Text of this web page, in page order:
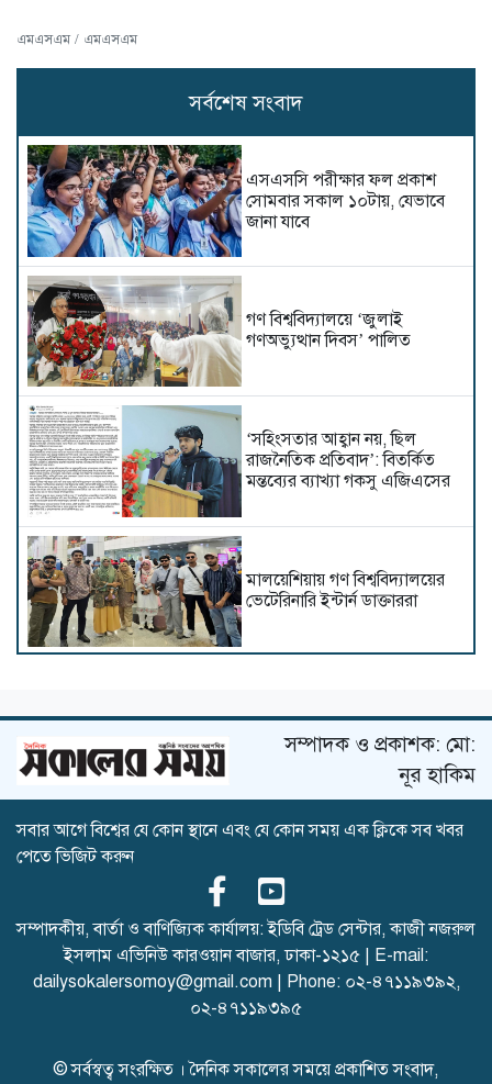
এমএসএম / এমএসএম
সর্বশেষ সংবাদ
এসএসসি পরীক্ষার ফল প্রকাশ
সোমবার সকাল ১০টায়, যেভাবে
জানা যাবে
গণ বিশ্ববিদ্যালয়ে ‘জুলাই
গণঅভ্যুত্থান দিবস’ পালিত
‘সহিংসতার আহ্বান নয়, ছিল
রাজনৈতিক প্রতিবাদ’: বিতর্কিত
মন্তব্যের ব্যাখ্যা গকসু এজিএসের
মালয়েশিয়ায় গণ বিশ্ববিদ্যালয়ের
ভেটেরিনারি ইন্টার্ন ডাক্তাররা
রিসার্চ মনোগ্রাফ কর্মশালা অনুষ্ঠিত
আপত্তিকর ক্যাপশনসহ ভিডিও
শেখ হাসিনার সাথে পবিপ্রবি
শিক্ষকদের বৈঠক ও গোপন
তৎপরতা, তদন্তে কমিটি গঠন
সম্পাদক ও প্রকাশক: মো:
নূর হাকিম
সবার আগে বিশ্বের যে কোন স্থানে এবং যে কোন সময় এক ক্লিকে সব খবর
পেতে ভিজিট করুন
সম্পাদকীয়, বার্তা ও বাণিজ্যিক কার্যালয়: ইডিবি ট্রেড সেন্টার, কাজী নজরুল
ইসলাম এভিনিউ কারওয়ান বাজার, ঢাকা-১২১৫ | E-mail:
dailysokalersomoy@gmail.com | Phone: ০২-৪৭১১৯৩৯২,
০২-৪৭১১৯৩৯৫
© সর্বস্বত্ব সংরক্ষিত । দৈনিক সকালের সময়ে প্রকাশিত সংবাদ,